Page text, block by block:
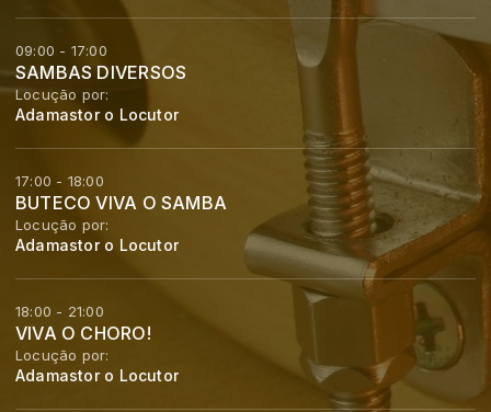
09:00 - 17:00
SAMBAS DIVERSOS
Locução por:
Adamastor o Locutor
17:00 - 18:00
BUTECO VIVA O SAMBA
Locução por:
Adamastor o Locutor
18:00 - 21:00
VIVA O CHORO!
Locução por:
Adamastor o Locutor